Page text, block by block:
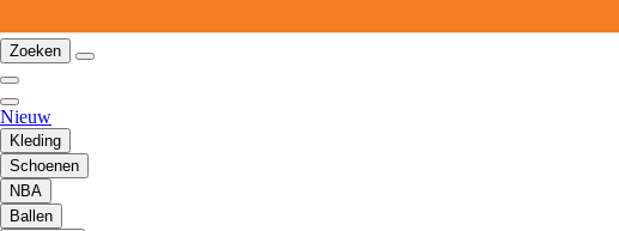
Zoeken
Nieuw
Kleding
Schoenen
NBA
Ballen